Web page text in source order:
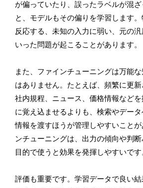
が偏っていたり、誤ったラベルが混
と、モデルもその偏りを学習します
反応する、未知の入力に弱い、元の
いった問題が起こることがあります。
また、ファインチューニングは万能
はありません。たとえば、頻繁に更新
社内規程、ニュース、価格情報など
に覚え込ませるよりも、検索やデー
情報を渡すほうが管理しやすいこと
ンチューニングは、出力の傾向や判
目的で使うと効果を発揮しやすいです
評価も重要です。学習データで良い